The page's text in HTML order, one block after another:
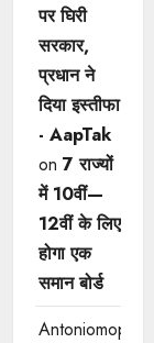
पर घिरी
सरकार,
प्रधान ने
दिया इस्तीफा
- AapTak
on 7 राज्यों
में 10वीं—
12वीं ​के लिए
होगा एक
समान बोर्ड
Antoniomop